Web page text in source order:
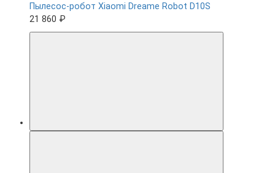
Пылесос-робот Xiaomi Dreame Robot D10S
21 860 ₽